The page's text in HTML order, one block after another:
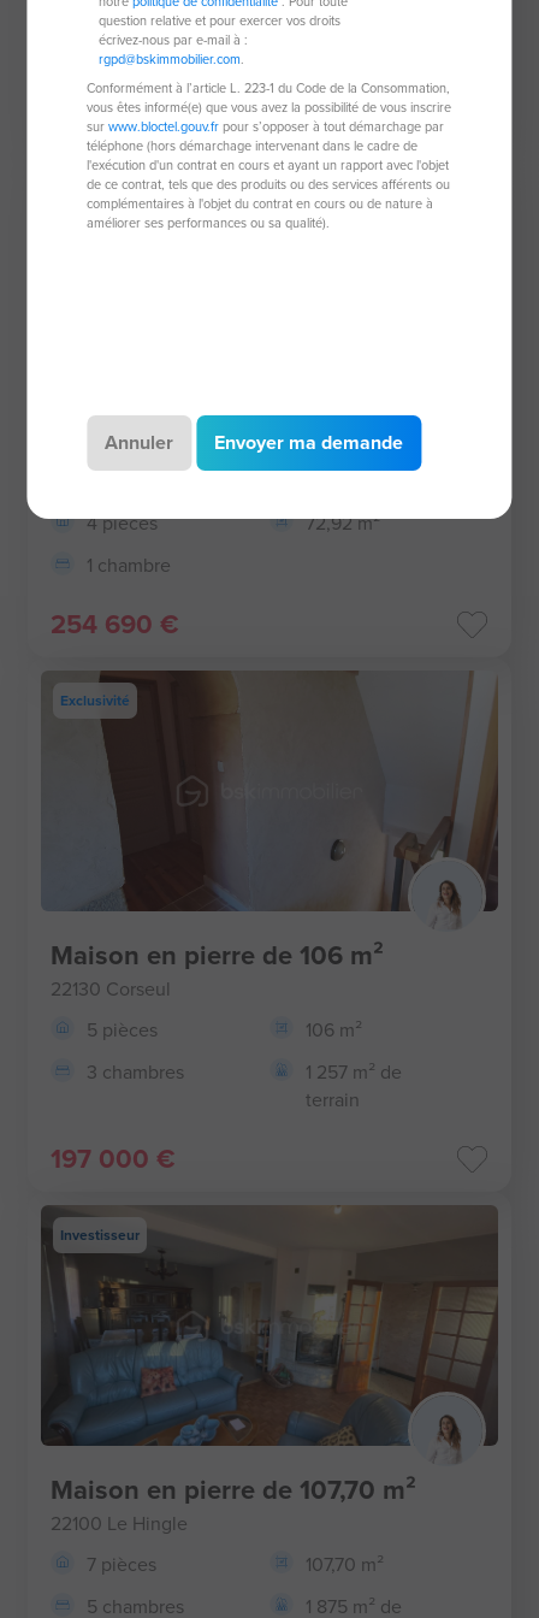
4 chambres
1 256 m² de
415 700 €
Appartement de 72,92 m²
4 pièces
72,92 m²
1 chambre
254 690 €
Exclusivité
Maison en pierre de 106 m²
22130 Corseul
5 pièces
106 m²
3 chambres
1 257 m² de
terrain
197 000 €
Investisseur
Maison en pierre de 107,70 m²
22100 Le Hingle
7 pièces
107,70 m²
5 chambres
1 875 m² de
question relative et pour exercer vos droits
écrivez-nous par e-mail à :
rgpd@bskimmobilier.com.
Conformément à l’article L. 223-1 du Code de la Consommation,
vous êtes informé(e) que vous avez la possibilité de vous inscrire
surwww.bloctel.gouv.frpour s’opposer à tout démarchage par
téléphone (hors démarchage intervenant dans le cadre de
l'exécution d'un contrat en cours et ayant un rapport avec l'objet
de ce contrat, tels que des produits ou des services afférents ou
complémentaires à l'objet du contrat en cours ou de nature à
améliorer ses performances ou sa qualité).
Annuler Envoyer ma demande